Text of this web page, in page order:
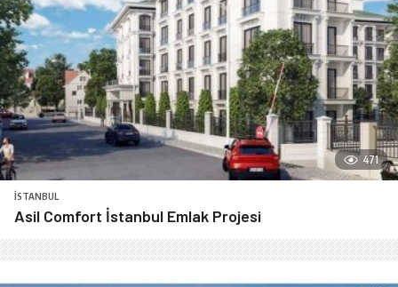
471
İSTANBUL
Asil Comfort İstanbul Emlak Projesi